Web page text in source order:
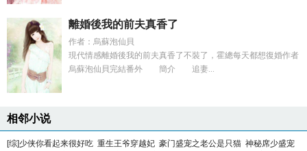
離婚後我的前夫真香了
作者：烏蘇泡仙貝
現代情感離婚後我的前夫真香了不裝了，霍總每天都想復婚作者
烏蘇泡仙貝完結番外 簡介 追妻...
相邻小说
[综]少侠你看起来很好吃 重生王爷穿越妃 豪门盛宠之老公是只猫 神秘席少盛宠